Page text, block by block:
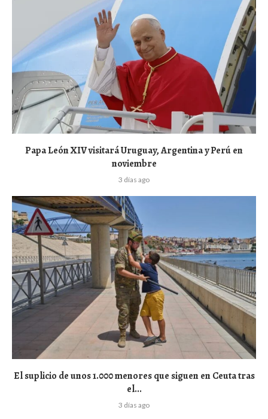
Papa León XIV visitará Uruguay, Argentina y Perú en
noviembre
3 días ago
El suplicio de unos 1.000 menores que siguen en Ceuta tras
el...
3 días ago